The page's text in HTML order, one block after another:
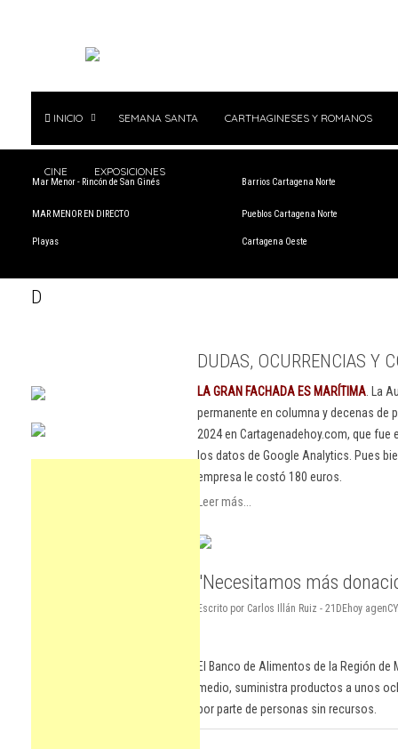
INICIO SEMANA SANTA CARTHAGINESES Y ROMANOS
CINE EXPOSICIONES
Mar Menor - Rincón de San Ginés
MAR MENOR EN DIRECTO
Playas
Barrios Cartagena Norte
Pueblos Cartagena Norte
Cartagena Oeste
D
DUDAS, OCURRENCIAS Y
LA GRAN FACHADA ES MARÍTIMA . La
permanente en columna y decenas
2024 en Cartagenadehoy.com, que
los datos de Google Analytics. Pues
empresa le costó 180 euros.
Leer más...
"Necesitamos más
Escrito por Carlos Illán Ruiz - 21DEhoy
El Banco de Alimentos de la Región
medio, suministra productos a unos
por parte de personas sin recursos.